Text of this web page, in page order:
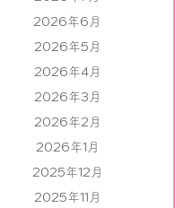
2026年6月
2026年5月
2026年4月
2026年3月
2026年2月
2026年1月
2025年12月
2025年11月